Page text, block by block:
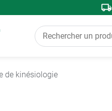
de kinésiologie